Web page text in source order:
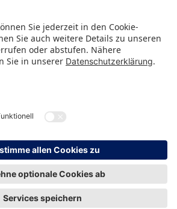
eG, Herderstraße 7, 90427 Nürnberg
IMPRESSUM
DATENSCHUTZ
KONTAKT